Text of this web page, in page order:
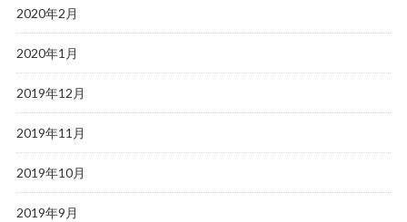
2020年2月
2020年1月
2019年12月
2019年11月
2019年10月
2019年9月